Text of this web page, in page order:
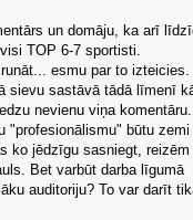
un domāju, ka arī
TOP 6-7 sportisti.
esmu par to izteicies.
sievu sastāvā tādā līmenī
nevienu viņa komentāru.
"profesionālismu" būtu zemi
ko jēdzīgu sasniegt, reizēm
Bet varbūt darba līgumā
auditoriju? To var darīt